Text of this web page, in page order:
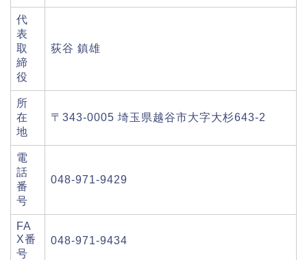
代
表
取
締
役
荻谷 鎮雄
所
在
地
〒343-0005 埼玉県越谷市大字大杉643-2
電
話
番
号
048-971-9429
FA
X番
号
048-971-9434